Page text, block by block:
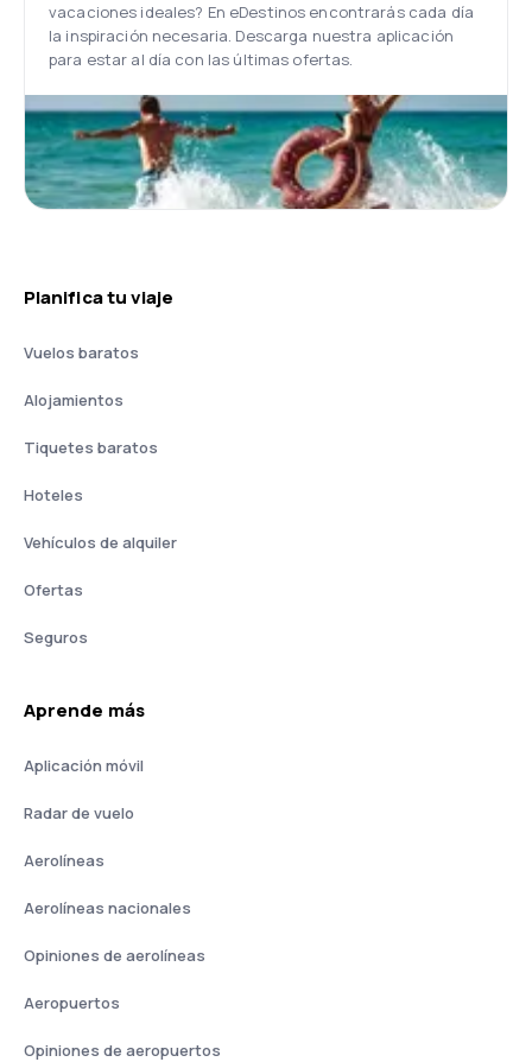
vacaciones ideales? En eDestinos encontrarás cada día
la inspiración necesaria. Descarga nuestra aplicación
para estar al día con las últimas ofertas.
Planifica tu viaje
Vuelos baratos
Alojamientos
Tiquetes baratos
Hoteles
Vehículos de alquiler
Ofertas
Seguros
Aprende más
Aplicación móvil
Radar de vuelo
Aerolíneas
Aerolíneas nacionales
Opiniones de aerolíneas
Aeropuertos
Opiniones de aeropuertos